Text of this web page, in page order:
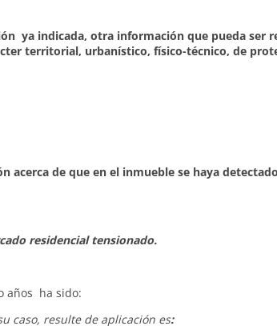
ya indicada, otra información que pueda ser
territorial, urbanístico, físico-técnico, de
acerca de que en el inmueble se haya
residencial tensionado.
años ha sido:
caso, resulte de aplicación es: